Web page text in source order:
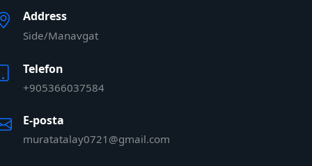
Address
Side/Manavgat
Telefon
+905366037584
E-posta
muratatalay0721@gmail.com